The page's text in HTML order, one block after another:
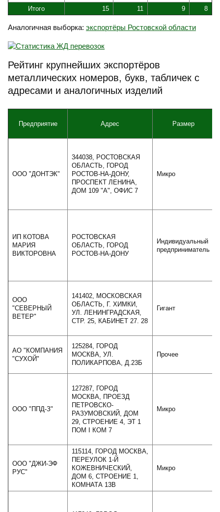
Итого 15 11 9 8
Аналогичная выборка: экспортёры Ростовской области
Рейтинг крупнейших экспортёров
металлических номеров, букв, табличек с
адресами и аналогичных изделий
Предприятие Адрес Размер
ООО "ДОНТЭК"
344038, РОСТОВСКАЯ
ОБЛАСТЬ, ГОРОД
РОСТОВ-НА-ДОНУ,
ПРОСПЕКТ ЛЕНИНА,
ДОМ 109 "А", ОФИС 7
Микро
ИП КОТОВА
МАРИЯ
ВИКТОРОВНА
РОСТОВСКАЯ
ОБЛАСТЬ, ГОРОД
РОСТОВ-НА-ДОНУ
Индивидуальный
предприниматель
ООО
"СЕВЕРНЫЙ
ВЕТЕР"
141402, МОСКОВСКАЯ
ОБЛАСТЬ, Г. ХИМКИ,
УЛ. ЛЕНИНГРАДСКАЯ,
СТР. 25, КАБИНЕТ 27. 28
Гигант
АО "КОМПАНИЯ
"СУХОЙ"
125284, ГОРОД
МОСКВА, УЛ.
ПОЛИКАРПОВА, Д.23Б
Прочее
ООО "ППД-З"
127287, ГОРОД
МОСКВА, ПРОЕЗД
ПЕТРОВСКО-
РАЗУМОВСКИЙ, ДОМ
29, СТРОЕНИЕ 4, ЭТ 1
ПОМ I КОМ 7
Микро
ООО "ДЖИ-ЭФ
РУС"
115114, ГОРОД МОСКВА,
ПЕРЕУЛОК 1-Й
КОЖЕВНИЧЕСКИЙ,
ДОМ 6, СТРОЕНИЕ 1,
КОМНАТА 13В
Микро